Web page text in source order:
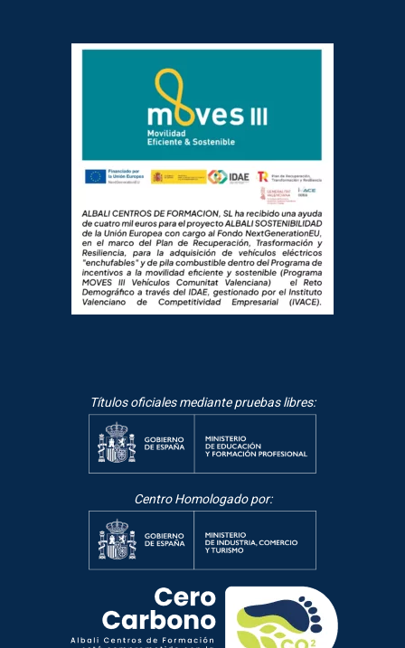
Títulos oficiales mediante pruebas libres:
Centro Homologado por: